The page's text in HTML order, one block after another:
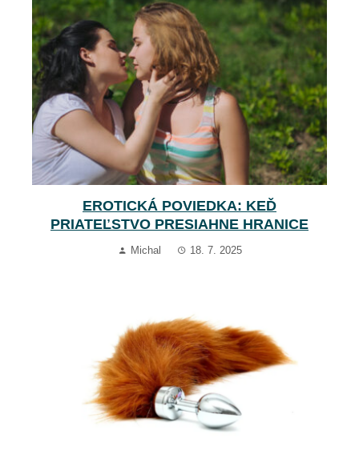
EROTICKÁ POVIEDKA: KEĎ
PRIATEĽSTVO PRESIAHNE HRANICE
Michal 18. 7. 2025